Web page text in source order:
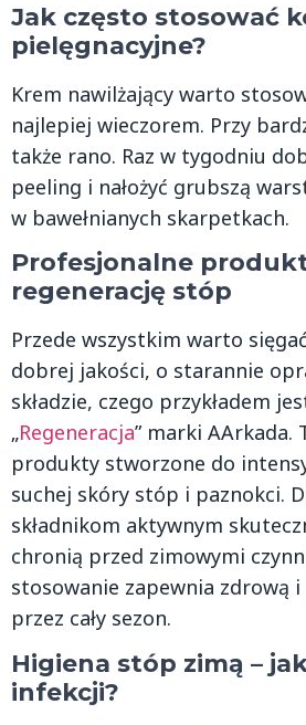
Jak często stosować
pielęgnacyjne?
Krem nawilżający warto
najlepiej wieczorem. Przy
także rano. Raz w tygodniu
peeling i nałożyć grubszą
w bawełnianych skarpetkach.
Profesjonalne
regenerację stóp
Przede wszystkim warto
dobrej jakości, o starannie
składzie, czego przykładem
„Regeneracja” marki AArkada.
produkty stworzone do
suchej skóry stóp i paznokci.
składnikom aktywnym
chronią przed zimowymi
stosowanie zapewnia zdrową i
przez cały sezon.
Higiena stóp zimą –
infekcji?